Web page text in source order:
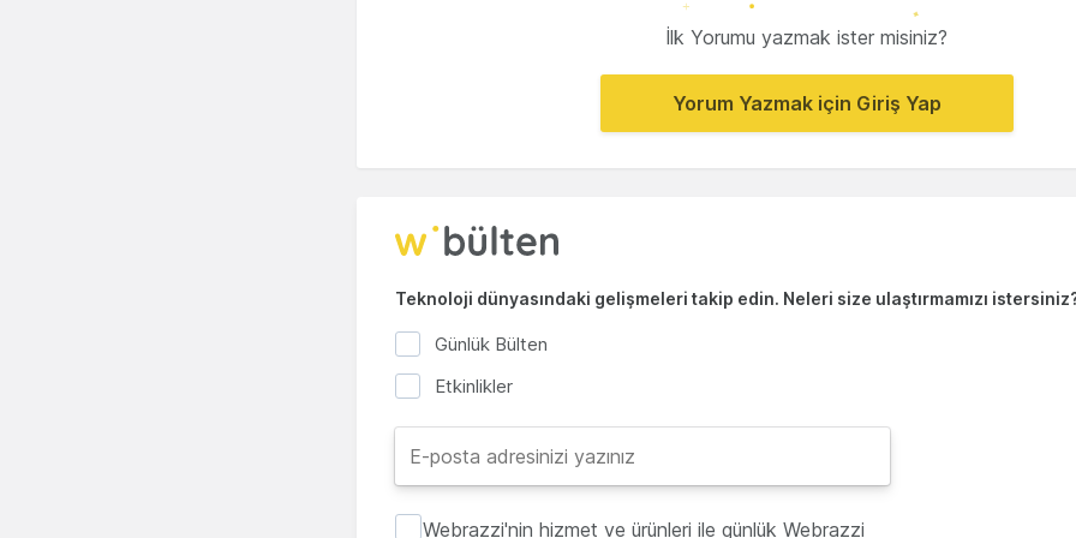
İlk Yorumu yazmak ister misiniz?
Yorum Yazmak için Giriş Yap
Teknoloji dünyasındaki gelişmeleri takip edin. Neleri size ulaştırmamızı
Günlük Bülten
Etkinlikler
Webrazzi'nin hizmet ve ürünleri ile günlük Webrazzi